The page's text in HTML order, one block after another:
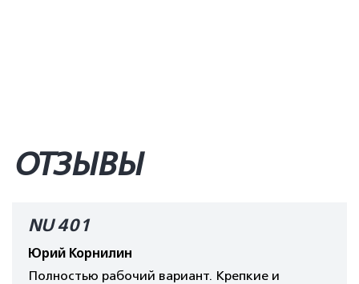
ОТЗЫВЫ
NU 401
Юрий Корнилин
Полностью рабочий вариант. Крепкие и